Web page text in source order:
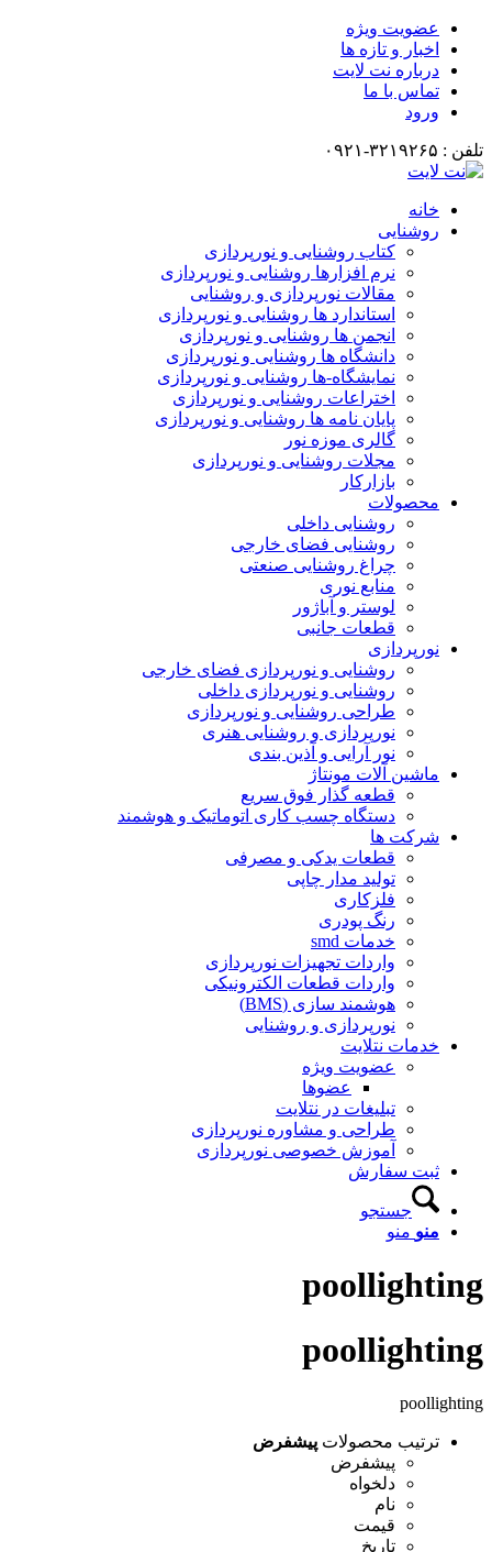
عضویت ویژه
اخبار و تازه ها
درباره نت لایت
تماس با ما
ورود
تلفن : ۳۲۱۹۲۶۵-۰۹۲۱
خانه
روشنایی
کتاب روشنایی و نورپردازی
نرم افزارها روشنایی و نورپردازی
مقالات نورپردازی و روشنایی
استاندارد ها روشنایی و نورپردازی
انجمن ها روشنایی و نورپردازی
دانشگاه ها روشنایی و نورپردازی
نمایشگاه-ها روشنایی و نورپردازی
اختراعات روشنایی و نورپردازی
پایان نامه ها روشنایی و نورپردازی
گالری موزه نور
مجلات روشنایی و نورپردازی
بازارکار
محصولات
روشنایی داخلی
روشنایی فضای خارجی
چراغ روشنایی صنعتی
منابع نوری
لوستر و آباژور
قطعات جانبی
نورپردازی
روشنایی و نورپردازی فضای خارجی
روشنایی و نورپردازی داخلی
طراحی روشنایی و نورپردازی
نورپردازی و روشنایی هنری
نور آرایی و آذین بندی
ماشین آلات مونتاژ
قطعه گذار فوق سریع
دستگاه چسب کاری اتوماتیک و هوشمند
شرکت ها
قطعات یدکی و مصرفی
تولید مدار چاپی
فلزکاری
رنگ پودری
خدمات smd
واردات تجهیزات نورپردازی
واردات قطعات الکترونیکی
هوشمند سازی (BMS)
نورپردازی و روشنایی
خدمات نتلایت
عضویت ویژه
عضوها
تبلیغات در نتلایت
طراحی و مشاوره نورپردازی
آموزش خصوصی نورپردازی
ثبت سفارش
جستجو
منو منو
poollighting
poollighting
poollighting
ترتیب محصولات پیشفرض
پیشفرض
دلخواه
نام
قیمت
تاریخ